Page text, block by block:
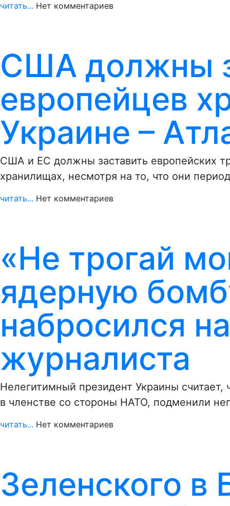
читать... Нет комментариев
США должны
европейцев
Украине –
США и ЕС должны заставить европейских
хранилищах, несмотря на то, что они
читать... Нет комментариев
«Не трогай
ядерную
набросился
журналиста
Нелегитимный президент Украины
в членстве со стороны НАТО, подменили
читать... Нет комментариев
Зеленского в